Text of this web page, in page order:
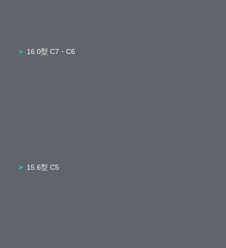
16.0型 C7・C6
15.6型 C5